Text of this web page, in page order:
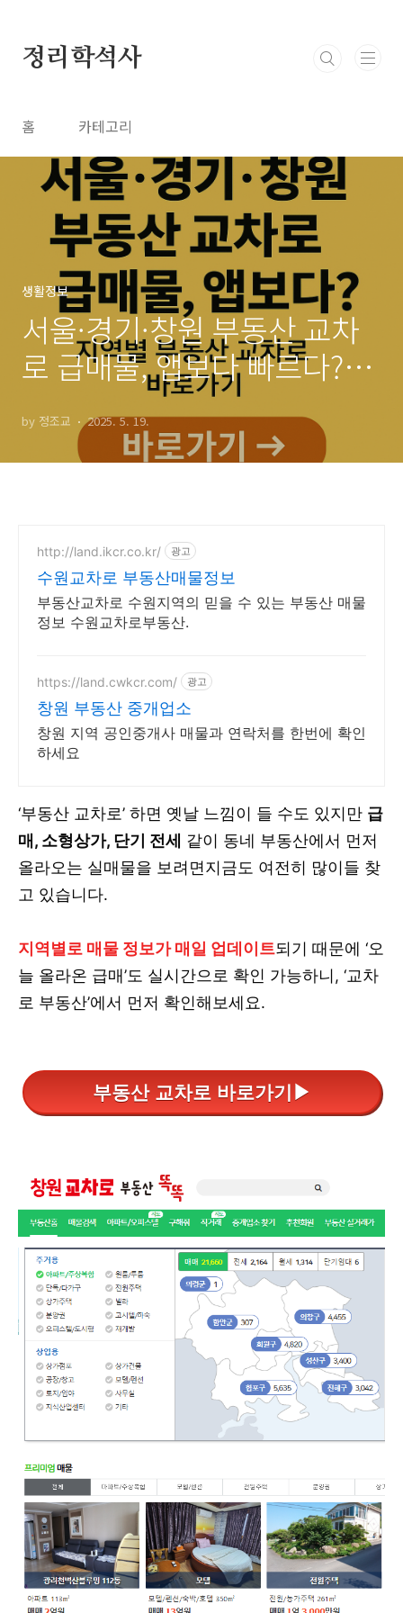
정리학석사
홈 카테고리
생활정보
서울·경기·창원 부동산 교차
로 급매물, 앱보다 빠르다?│
지역별 부동산 교차로 바로가
기
by 정조교 2025. 5. 19.
http://land.ikcr.co.kr/ 광고
수원교차로 부동산매물정보
부동산교차로 수원지역의 믿을 수 있는 부동산 매물
정보 수원교차로부동산.
https://land.cwkcr.com/ 광고
창원 부동산 중개업소
창원 지역 공인중개사 매물과 연락처를 한번에 확인
하세요
‘부동산 교차로’ 하면 옛날 느낌이 들 수도 있지만 급
매, 소형상가, 단기 전세 같이 동네 부동산에서 먼저
올라오는 실매물을 보려면지금도 여전히 많이들 찾
고 있습니다.
지역별로 매물 정보가 매일 업데이트되기 때문에 ‘오
늘 올라온 급매’도 실시간으로 확인 가능하니, ‘교차
로 부동산’에서 먼저 확인해보세요.
부동산 교차로 바로가기▶